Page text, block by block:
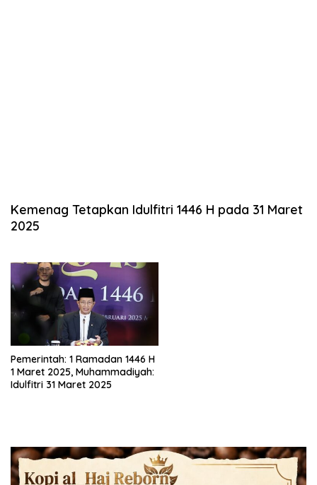
Kemenag Tetapkan Idulfitri 1446 H pada 31 Maret
2025
Pemerintah: 1 Ramadan 1446 H
1 Maret 2025, Muhammadiyah:
Idulfitri 31 Maret 2025